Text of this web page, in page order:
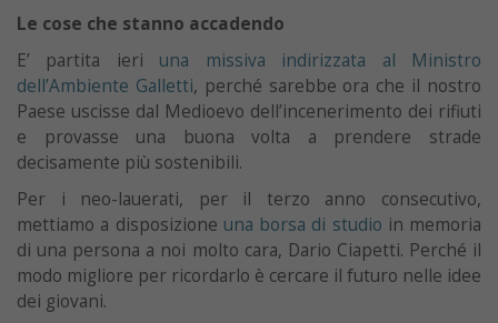
Le cose che stanno accadendo
E’ partita ieri una missiva indirizzata al Ministro
dell’Ambiente Galletti, perché sarebbe ora che il nostro
Paese uscisse dal Medioevo dell’incenerimento dei rifiuti
e provasse una buona volta a prendere strade
decisamente più sostenibili.
Per i neo-lauerati, per il terzo anno consecutivo,
mettiamo a disposizione una borsa di studio in memoria
di una persona a noi molto cara, Dario Ciapetti. Perché il
modo migliore per ricordarlo è cercare il futuro nelle idee
dei giovani.